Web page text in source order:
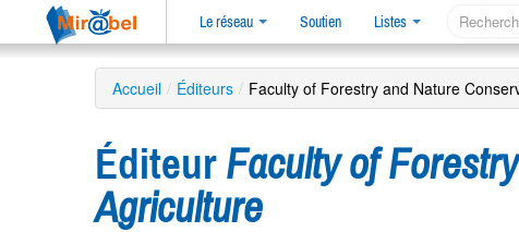
Le réseau Soutien Listes
Accueil / Éditeurs / Faculty of Forestry and Nature
Éditeur Faculty of
Agriculture